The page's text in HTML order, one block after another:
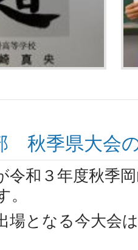
秋季県大会
令和３年度秋季
。
場となる今大会